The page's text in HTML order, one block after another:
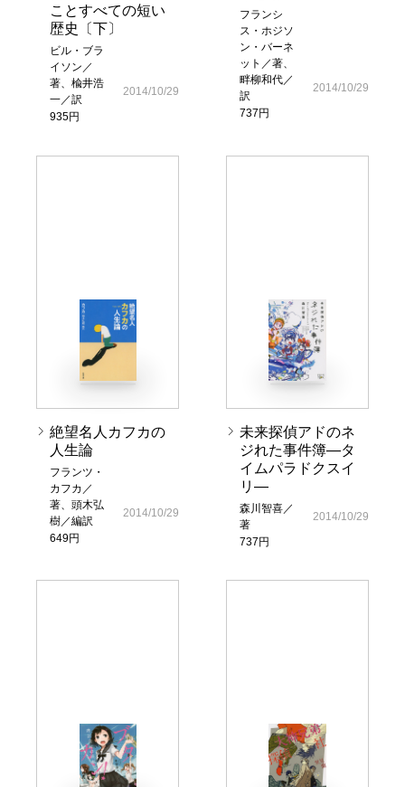
ことすべての短い
歴史〔下〕
ビル・ブラ
イソン／
著、楡井浩
一／訳
935円
2014/10/29
フランシ
ス・ホジソ
ン・バーネ
ット／著、
畔柳和代／
訳
737円
2014/10/29
絶望名人カフカの
人生論
フランツ・
カフカ／
著、頭木弘
樹／編訳
649円
2014/10/29
未来探偵アドのネ
ジれた事件簿―タ
イムパラドクスイ
リ―
森川智喜／
著
737円
2014/10/29